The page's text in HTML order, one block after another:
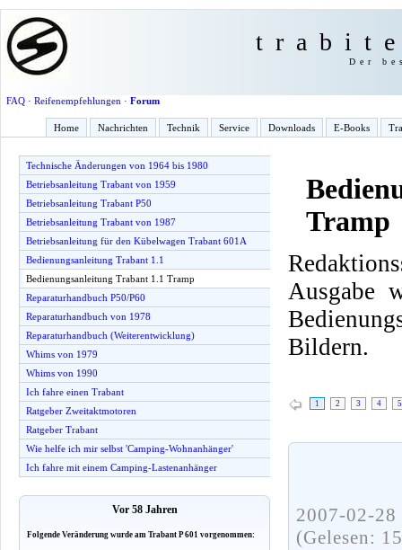
Der
FAQ· Reifenempfehlungen · Forum
Home Nachrichten Technik Service Downloads E-Books
Technische Änderungen von 1964 bis 1980
Betriebsanleitung Trabant von 1959
Betriebsanleitung Trabant P50
Betriebsanleitung Trabant von 1987
Betriebsanleitung für den Kübelwagen Trabant 601A
Bedienungsanleitung Trabant 1.1
Bedienungsanleitung Trabant 1.1 Tramp
Reparaturhandbuch P50/P60
Reparaturhandbuch von 1978
Reparaturhandbuch (Weiterentwicklung)
Whims von 1979
Whims von 1990
Ich fahre einen Trabant
Ratgeber Zweitaktmotoren
Ratgeber Trabant
Wie helfe ich mir selbst 'Camping-Wohnanhänger'
Ich fahre mit einem Camping-Lastenanhänger
Vor 58 Jahren
Folgende Veränderung wurde am Trabant P 601 vorgenommen:
Tramp
Ausgabe
Bildern.
1 2 3 4 5
2007-02-
(Gelesen: